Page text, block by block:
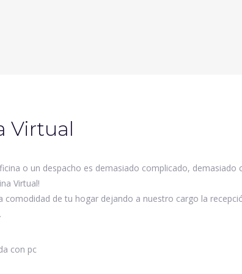
Virtual
o un despacho es demasiado complicado,
Virtual!
comodidad de tu hogar dejando a nuestro cargo la